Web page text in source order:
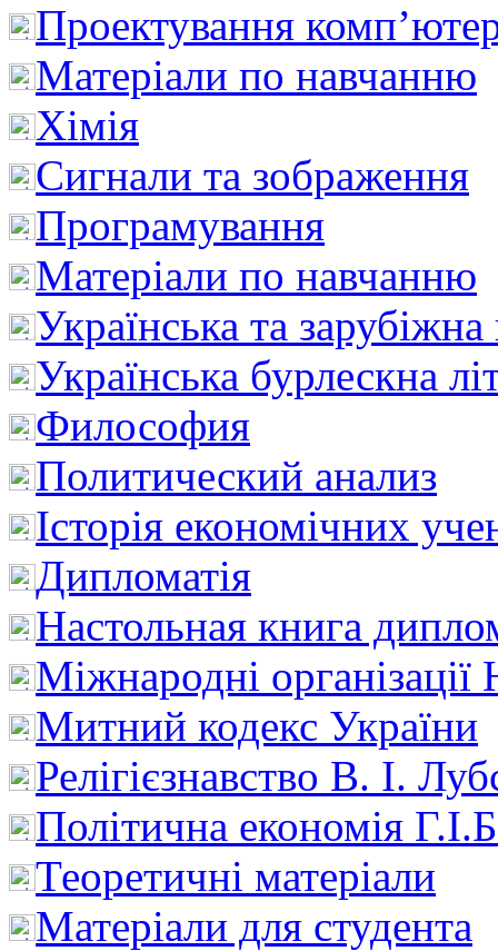
Проектування
Матеріали по навчанню
Хімія
Сигнали та зображення
Програмування
Матеріали по навчанню
Українська та зарубіжна
Українська бурлескна
Философия
Политический анализ
Історія економічних
Дипломатія
Настольная книга
Міжнародні
Митний кодекс України
Релігієзнавство В. І.
Політична економія
Теоретичні матеріали
Матеріали для студента